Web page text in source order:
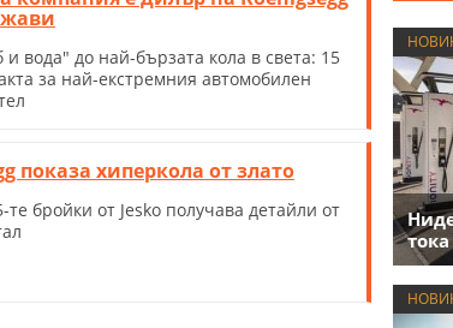
и вода" до най-бързата кола в света: 15
за най-екстремния автомобилен
показа хиперкола от злато
те бройки от Jesko получава детайли от